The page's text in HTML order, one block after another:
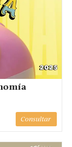
Consultar